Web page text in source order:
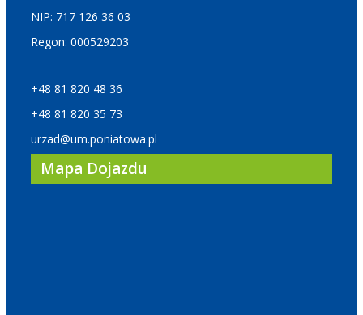
NIP: 717 126 36 03
Regon: 000529203
+48 81 820 48 36
+48 81 820 35 73
urzad@um.poniatowa.pl
Mapa Dojazdu